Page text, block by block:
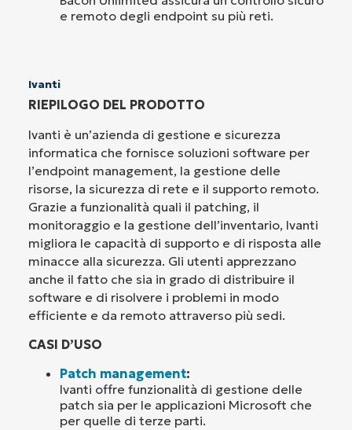
e remoto degli endpoint su più reti.
Ivanti
RIEPILOGO DEL PRODOTTO
Ivanti è un’azienda di gestione e sicurezza
informatica che fornisce soluzioni software per
l’endpoint management, la gestione delle
risorse, la sicurezza di rete e il supporto remoto.
Grazie a funzionalità quali il patching, il
monitoraggio e la gestione dell’inventario, Ivanti
migliora le capacità di supporto e di risposta alle
minacce alla sicurezza. Gli utenti apprezzano
anche il fatto che sia in grado di distribuire il
software e di risolvere i problemi in modo
efficiente e da remoto attraverso più sedi.
CASI D’USO
Patch management:
Ivanti offre funzionalità di gestione delle
patch sia per le applicazioni Microsoft che
per quelle di terze parti.